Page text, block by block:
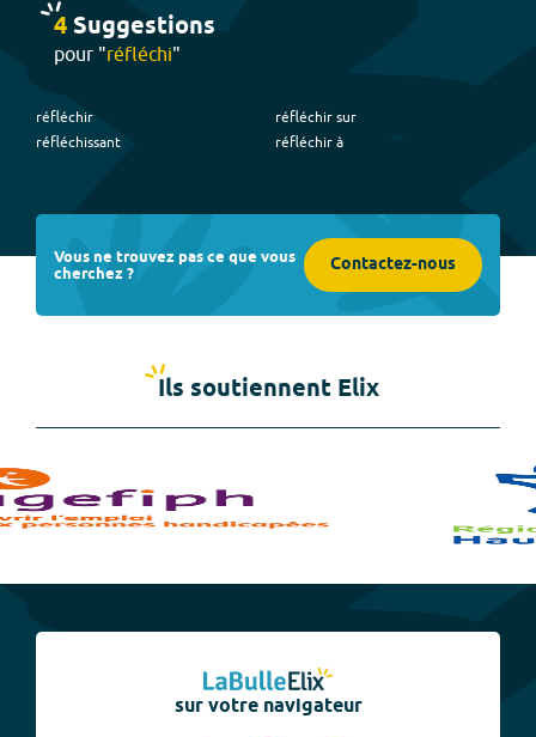
4Suggestions
pour "réfléchi"
réfléchir
réfléchissant
réfléchir sur
réfléchir à
Vous ne trouvez pas ce que vous
cherchez ? Contactez-nous
Ils soutiennent Elix
sur votre navigateur